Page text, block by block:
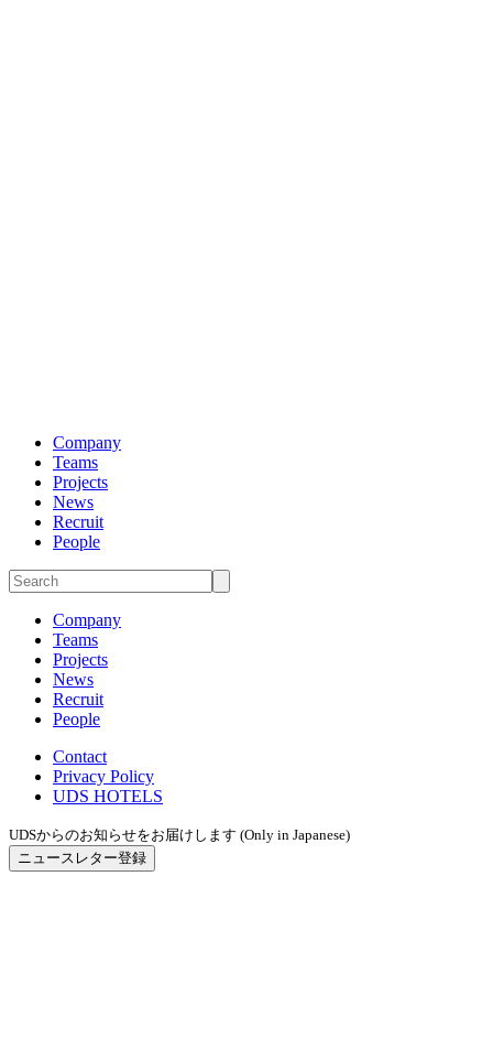
Company
Teams
Projects
News
Recruit
People
Company
Teams
Projects
News
Recruit
People
Contact
Privacy Policy
UDS HOTELS
UDSからのお知らせをお届けします (Only in Japanese)
ニュースレター登録